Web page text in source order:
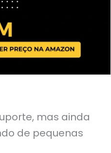
mas ainda
de pequenas